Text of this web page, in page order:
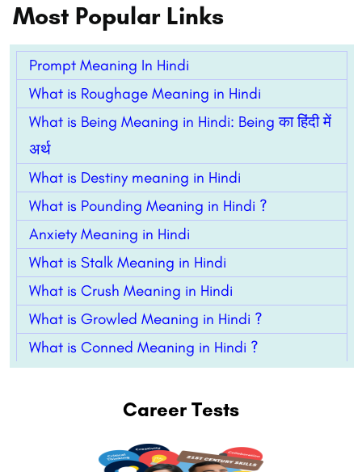
Most Popular Links
Prompt Meaning In Hindi
What is Roughage Meaning in Hindi
What is Being Meaning in Hindi: Being का हिंदी में
अर्थ
What is Destiny meaning in Hindi
What is Pounding Meaning in Hindi ?
Anxiety Meaning in Hindi
What is Stalk Meaning in Hindi
What is Crush Meaning in Hindi
What is Growled Meaning in Hindi ?
What is Conned Meaning in Hindi ?
Career Tests